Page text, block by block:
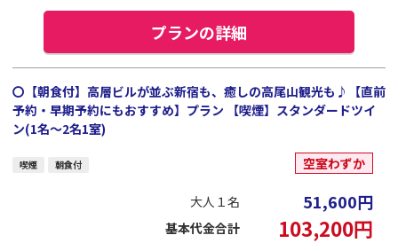
プランの詳細
〇【朝食付】高層ビルが並ぶ新宿も、癒しの高尾山観光も♪【直前
予約・早期予約にもおすすめ】プラン 【喫煙】スタンダードツイ
ン(1名～2名1室)
喫煙 朝食付 空室わずか
大人１名 51,600円
基本代金合計 103,200円